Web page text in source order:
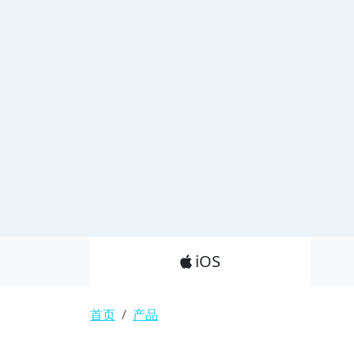
iOS
面包屑
首页 产品